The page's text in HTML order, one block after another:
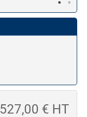
527,00 € HT